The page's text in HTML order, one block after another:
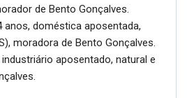
de Bento Gonçalves.
anos, doméstica aposentada,
moradora de Bento Gonçalves.
aposentado, natural e